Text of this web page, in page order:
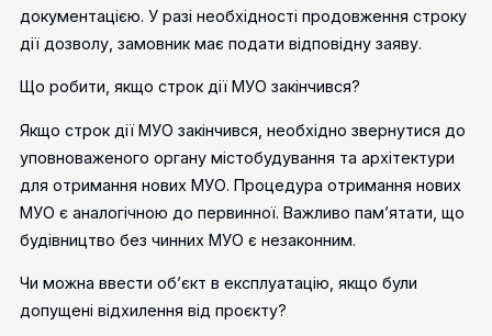
документацією. У разі необхідності продовження строку
дії дозволу, замовник має подати відповідну заяву.
Що робити, якщо строк дії МУО закінчився?
Якщо строк дії МУО закінчився, необхідно звернутися до
уповноваженого органу містобудування та архітектури
для отримання нових МУО. Процедура отримання нових
МУО є аналогічною до первинної. Важливо пам’ятати, що
будівництво без чинних МУО є незаконним.
Чи можна ввести об’єкт в експлуатацію, якщо були
допущені відхилення від проєкту?